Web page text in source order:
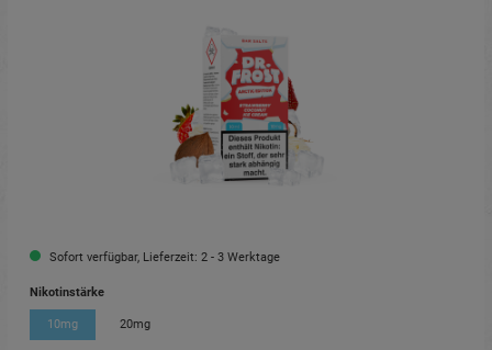
Sofort verfügbar, Lieferzeit: 2 - 3 Werktage
Nikotinstärke
10mg 20mg